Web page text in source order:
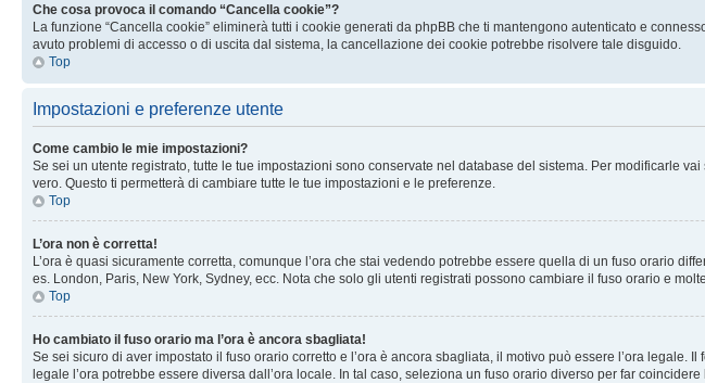
Che cosa provoca il comando “Cancella cookie”?
La funzione “Cancella cookie” eliminerà tutti i cookie generati da phpBB che ti mantengono autenticato e
avuto problemi di accesso o di uscita dal sistema, la cancellazione dei cookie potrebbe risolvere tale disguido.
Top
Impostazioni e preferenze utente
Come cambio le mie impostazioni?
Se sei un utente registrato, tutte le tue impostazioni sono conservate nel database del sistema. Per modificarle
vero. Questo ti permetterà di cambiare tutte le tue impostazioni e le preferenze.
Top
L’ora non è corretta!
L’ora è quasi sicuramente corretta, comunque l’ora che stai vedendo potrebbe essere quella di un fuso orario
es. London, Paris, New York, Sydney, ecc. Nota che solo gli utenti registrati possono cambiare il fuso orario e
Top
Ho cambiato il fuso orario ma l’ora è ancora sbagliata!
Se sei sicuro di aver impostato il fuso orario corretto e l’ora è ancora sbagliata, il motivo può essere l’ora
legale l’ora potrebbe essere diversa dall’ora locale. In tal caso, seleziona un fuso orario diverso per far coincidere